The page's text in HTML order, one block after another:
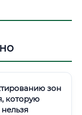
зон
которую